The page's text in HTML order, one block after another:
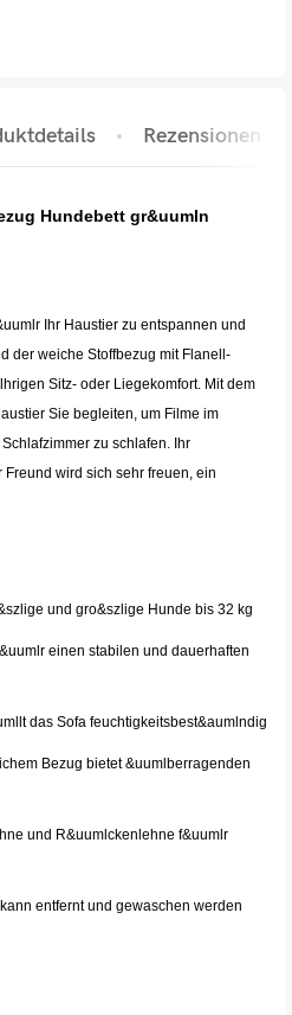
Rezensionen (1)
Hundebett gr&uumln
Ihr Haustier zu entspannen und
der weiche Stoffbezug mit Flanell-
Sitz- oder Liegekomfort. Mit dem
Sie begleiten, um Filme im
zu schlafen. Ihr
wird sich sehr freuen, ein
und gro&szlige Hunde bis 32 kg
einen stabilen und dauerhaften
das Sofa feuchtigkeitsbest&aumlndig
Bezug bietet &uumlberragenden
und R&uumlckenlehne f&uumlr
entfernt und gewaschen werden